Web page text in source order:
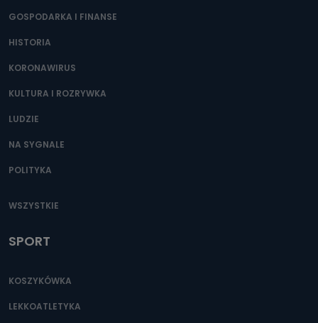
GOSPODARKA I FINANSE
HISTORIA
KORONAWIRUS
KULTURA I ROZRYWKA
LUDZIE
NA SYGNALE
POLITYKA
WSZYSTKIE
SPORT
KOSZYKÓWKA
LEKKOATLETYKA